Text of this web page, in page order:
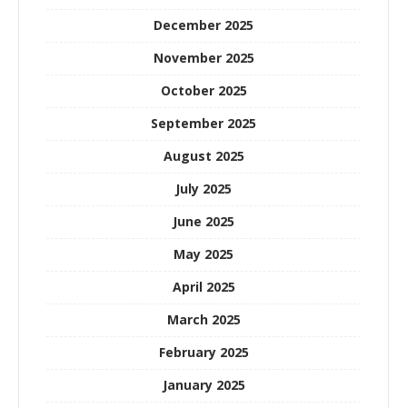
December 2025
November 2025
October 2025
September 2025
August 2025
July 2025
June 2025
May 2025
April 2025
March 2025
February 2025
January 2025